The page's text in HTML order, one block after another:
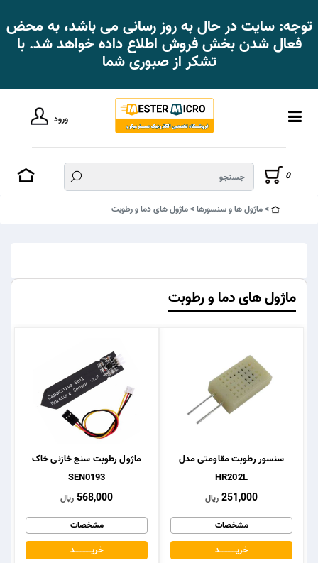
توجه: سایت در حال به روز رسانی می باشد، به محض
فعال شدن بخش فروش اطلاع داده خواهد شد. با
تشکر از صبوری شما
ورود
0
ماژول ها و سنسورها ماژول های دما و رطوبت
ماژول های دما و رطوبت
سنسور رطوبت مقاومتی مدل
HR202L
251,000 ریال
مشخصات
خریــــــــــــد
ماژول رطوبت سنج خازنی خاک
SEN0193
568,000 ریال
مشخصات
خریــــــــــــد